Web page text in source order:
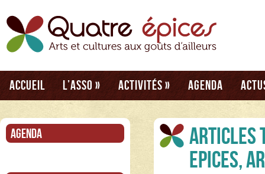
Accueil L’asso » Activités » Agenda
Agenda
Articles
Epices,